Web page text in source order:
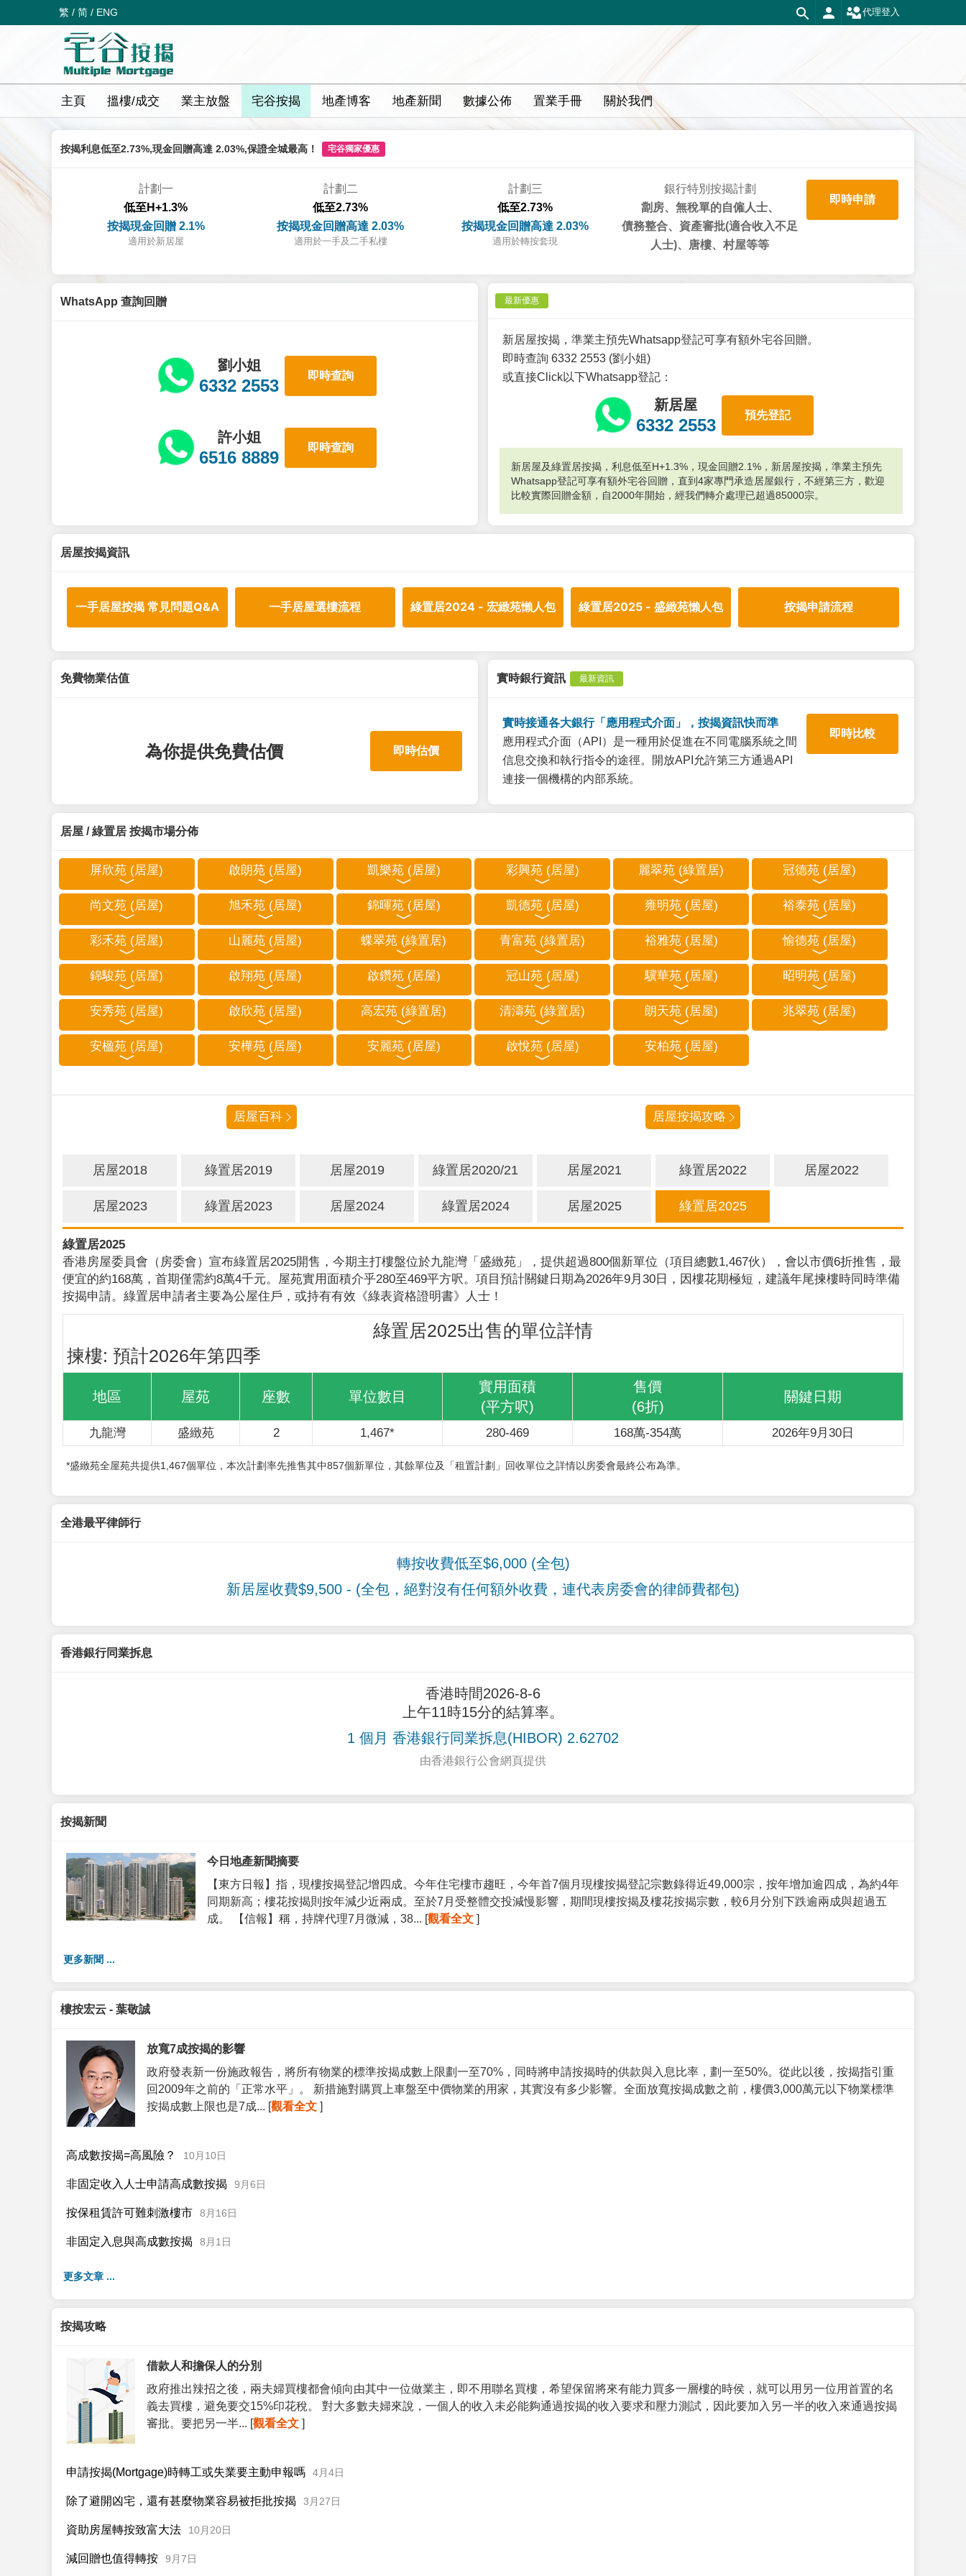
繁 / 简 / ENG 代理登入
主頁 搵樓/成交 業主放盤 宅谷按揭 地產博客 地產新聞 數據公佈 置業手冊 關於我們
按揭利息低至2.73%,現金回贈高達 2.03%,保證全城最高！ 宅谷獨家優惠
計劃一
低至H+1.3%
按揭現金回贈 2.1%
適用於新居屋
計劃二
低至2.73%
按揭現金回贈高達 2.03%
適用於一手及二手私樓
計劃三
低至2.73%
按揭現金回贈高達 2.03%
適用於轉按套現
銀行特別按揭計劃
劏房、無稅單的自僱人士、
債務整合、資產審批(適合收入不足
人士)、唐樓、村屋等等
即時申請
WhatsApp 查詢回贈
劉小姐
6332 2553
即時查詢
許小姐
6516 8889
即時查詢
最新優惠
新居屋按揭，準業主預先Whatsapp登記可享有額外宅谷回贈。
即時查詢 6332 2553 (劉小姐)
或直接Click以下Whatsapp登記：
新居屋
6332 2553
預先登記
新居屋及綠置居按揭，利息低至H+1.3%，現金回贈2.1%，新居屋按揭，準業主預先
Whatsapp登記可享有額外宅谷回贈，直到4家專門承造居屋銀行，不經第三方，歡迎
比較實際回贈金額，自2000年開始，經我們轉介處理已超過85000宗。
居屋按揭資訊
一手居屋按揭 常見問題Q&A 一手居屋選樓流程 綠置居2024 - 宏緻苑懶人包 綠置居2025 - 盛緻苑懶人包 按揭申請流程
免費物業估值
為你提供免費估價 即時估價
實時銀行資訊 最新資訊
實時接通各大銀行「應用程式介面」，按揭資訊快而準
應用程式介面（API）是一種用於促進在不同電腦系統之間
信息交換和執行指令的途徑。開放API允許第三方通過API
連接一個機構的内部系統。
即時比較
居屋 / 綠置居 按揭市場分佈
屏欣苑 (居屋) 啟朗苑 (居屋) 凱樂苑 (居屋) 彩興苑 (居屋) 麗翠苑 (綠置居) 冠德苑 (居屋)
尚文苑 (居屋) 旭禾苑 (居屋) 錦暉苑 (居屋) 凱德苑 (居屋) 雍明苑 (居屋) 裕泰苑 (居屋)
彩禾苑 (居屋) 山麗苑 (居屋) 蝶翠苑 (綠置居) 青富苑 (綠置居) 裕雅苑 (居屋) 愉德苑 (居屋)
錦駿苑 (居屋) 啟翔苑 (居屋) 啟鑽苑 (居屋) 冠山苑 (居屋) 驥華苑 (居屋) 昭明苑 (居屋)
安秀苑 (居屋) 啟欣苑 (居屋) 高宏苑 (綠置居) 清濤苑 (綠置居) 朗天苑 (居屋) 兆翠苑 (居屋)
安楹苑 (居屋) 安樺苑 (居屋) 安麗苑 (居屋) 啟悅苑 (居屋) 安柏苑 (居屋)
居屋百科 居屋按揭攻略
居屋2018 綠置居2019 居屋2019 綠置居2020/21 居屋2021 綠置居2022 居屋2022
居屋2023 綠置居2023 居屋2024 綠置居2024 居屋2025 綠置居2025
綠置居2025
香港房屋委員會（房委會）宣布綠置居2025開售，今期主打樓盤位於九龍灣「盛緻苑」，提供超過800個新單位（項目總數1,467伙），會以市價6折推售，最
便宜的約168萬，首期僅需約8萬4千元。屋苑實用面積介乎280至469平方呎。項目預計關鍵日期為2026年9月30日，因樓花期極短，建議年尾揀樓時同時準備
按揭申請。綠置居申請者主要為公屋住戶，或持有有效《綠表資格證明書》人士！
綠置居2025出售的單位詳情
揀樓: 預計2026年第四季
地區 屋苑 座數 單位數目
實用面積
(平方呎)
售價
(6折)
關鍵日期
九龍灣 盛緻苑 2 1,467* 280-469 168萬-354萬 2026年9月30日
*盛緻苑全屋苑共提供1,467個單位，本次計劃率先推售其中857個新單位，其餘單位及「租置計劃」回收單位之詳情以房委會最終公布為準。
全港最平律師行
轉按收費低至$6,000 (全包)
新居屋收費$9,500 - (全包，絕對沒有任何額外收費，連代表房委會的律師費都包)
香港銀行同業拆息
香港時間2026-8-6
上午11時15分的結算率。
1 個月 香港銀行同業拆息(HIBOR) 2.62702
由香港銀行公會網頁提供
按揭新聞
今日地產新聞摘要
【東方日報】指，現樓按揭登記增四成。今年住宅樓市趨旺，今年首7個月現樓按揭登記宗數錄得近49,000宗，按年增加逾四成，為約4年
同期新高；樓花按揭則按年減少近兩成。至於7月受整體交投減慢影響，期間現樓按揭及樓花按揭宗數，較6月分別下跌逾兩成與超過五
成。 【信報】稱，持牌代理7月微減，38... [觀看全文 ]
更多新聞 ...
樓按宏云 - 葉敬誠
放寬7成按揭的影響
政府發表新一份施政報告，將所有物業的標準按揭成數上限劃一至70%，同時將申請按揭時的供款與入息比率，劃一至50%。從此以後，按揭指引重
回2009年之前的「正常水平」。 新措施對購買上車盤至中價物業的用家，其實沒有多少影響。全面放寬按揭成數之前，樓價3,000萬元以下物業標準
按揭成數上限也是7成... [觀看全文 ]
高成數按揭=高風險？ 10月10日
非固定收入人士申請高成數按揭 9月6日
按保租賃許可難刺激樓市 8月16日
非固定入息與高成數按揭 8月1日
更多文章 ...
按揭攻略
借款人和擔保人的分別
政府推出辣招之後，兩夫婦買樓都會傾向由其中一位做業主，即不用聯名買樓，希望保留將來有能力買多一層樓的時侯，就可以用另一位用首置的名
義去買樓，避免要交15%印花稅。 對大多數夫婦來說，一個人的收入未必能夠通過按揭的收入要求和壓力測試，因此要加入另一半的收入來通過按揭
審批。要把另一半... [觀看全文 ]
申請按揭(Mortgage)時轉工或失業要主動申報嗎 4月4日
除了避開凶宅，還有甚麼物業容易被拒批按揭 3月27日
資助房屋轉按致富大法 10月20日
減回贈也值得轉按 9月7日